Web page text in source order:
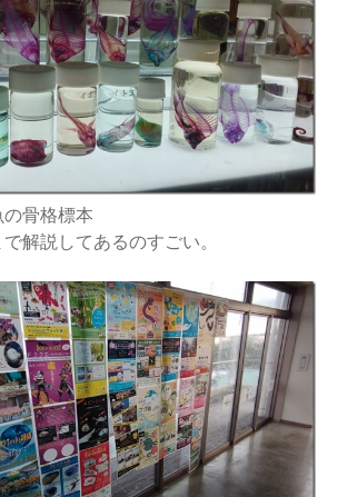
骨格標本
解説してあるのすごい。